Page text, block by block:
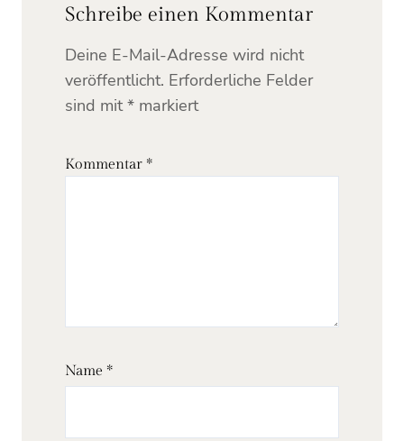
Schreibe einen Kommentar
Deine E-Mail-Adresse wird nicht
veröffentlicht. Erforderliche Felder
sind mit* markiert
Kommentar *
Name *